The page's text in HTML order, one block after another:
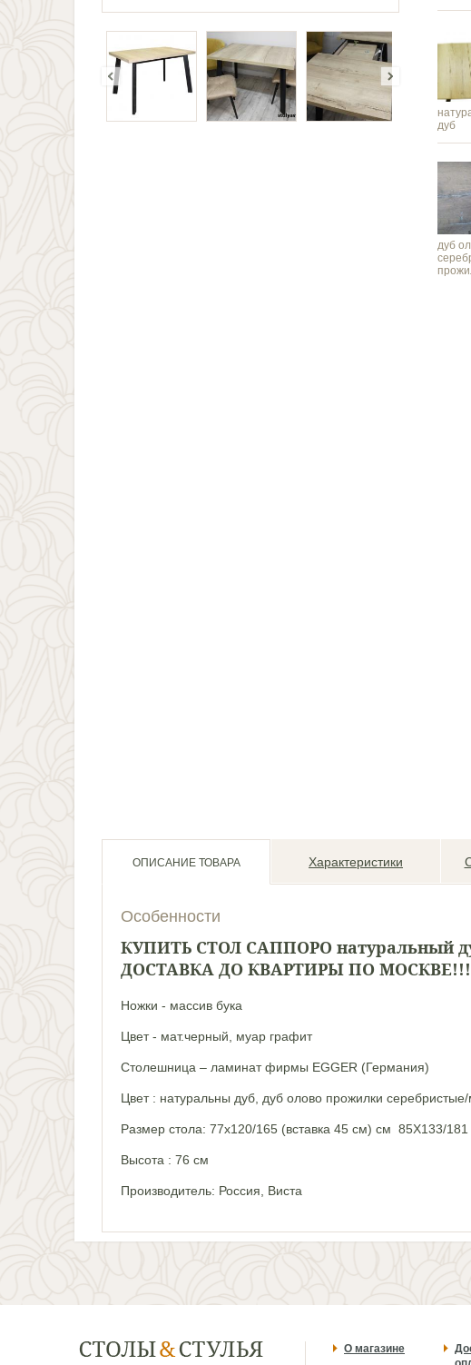
дуб
дуб
ОПИСАНИЕ ТОВАРА Характеристики
Особенности
КУПИТЬ СТОЛ САППОРО натуральный
ДОСТАВКА ДО КВАРТИРЫ ПО МОСКВЕ
Ножки - массив бука
Цвет - мат.черный, муар графит
Столешница – ламинат фирмы EGGER (Германия)
Цвет : натуральны дуб, дуб олово прожилки
Размер стола: 77х120/165 (вставка 45 см) см 85Х133/181
Высота : 76 см
Производитель: Россия, Виста
О магазине